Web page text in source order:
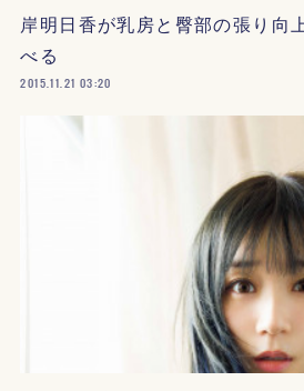
岸明日香が乳房と臀部の張り向
べる
2015.11.21 03:20